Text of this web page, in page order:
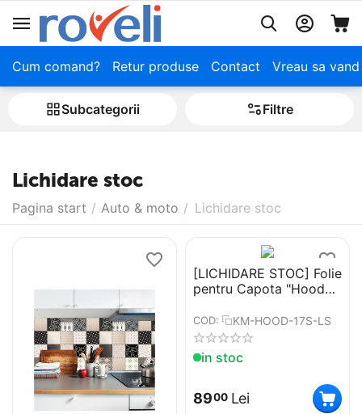
Cum comand? Retur produse Contact Vreau sa
Subcategorii Filtre
Lichidare stoc
Pagina start / Auto & moto / Lichidare stoc
[LICHIDARE STOC] Folie
pentru Capota "Hood
exterior Marime S (150
x 100 cm)
COD: KM-HOOD-17S-LS
in stoc
8900 Lei